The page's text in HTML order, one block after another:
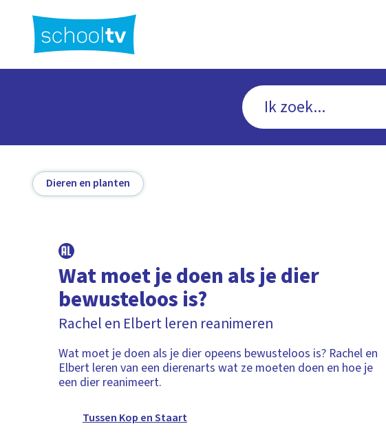
hoofdinhoud
Dieren en planten
Wat moet je doen als je dier
bewusteloos is?
Rachel en Elbert leren reanimeren
Wat moet je doen als je dier opeens bewusteloos is? Rachel en
Elbert leren van een dierenarts wat ze moeten doen en hoe je
een dier reanimeert.
Tussen Kop en Staart